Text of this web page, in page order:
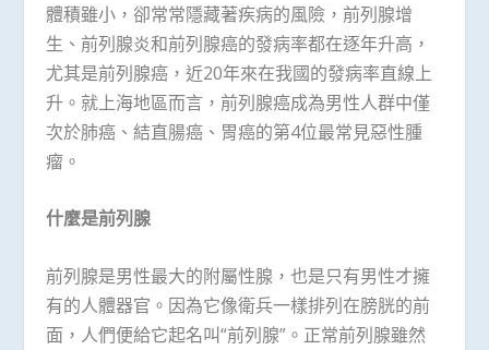
體積雖小，卻常常隱藏著疾病的風險，前列腺增
生、前列腺炎和前列腺癌的發病率都在逐年升高，
尤其是前列腺癌，近20年來在我國的發病率直線上
升。就上海地區而言，前列腺癌成為男性人群中僅
次於肺癌、結直腸癌、胃癌的第4位最常見惡性腫
瘤。
什麼是前列腺
前列腺是男性最大的附屬性腺，也是只有男性才擁
有的人體器官。因為它像衛兵一樣排列在膀胱的前
面，人們便給它起名叫“前列腺”。正常前列腺雖然